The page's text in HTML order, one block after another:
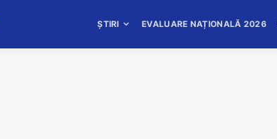
ȘTIRI EVALUARE NAȚIONALĂ 2026